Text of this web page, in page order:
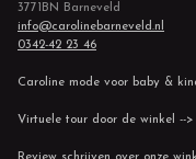
3771BN Barneveld
info@carolinebarneveld.nl
0342-42 23 46
Caroline mode voor baby &
Virtuele tour door de winkel --